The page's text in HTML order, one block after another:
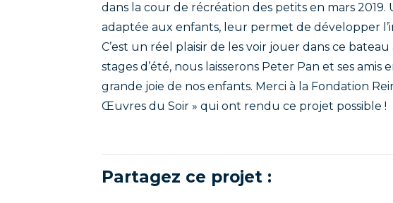
dans la cour de récréation des petits en mars
adaptée aux enfants, leur permet de développer
C’est un réel plaisir de les voir jouer dans ce
stages d’été, nous laisserons Peter Pan et ses
grande joie de nos enfants. Merci à la Fondation
Œuvres du Soir » qui ont rendu ce projet possible !
Partagez ce projet :